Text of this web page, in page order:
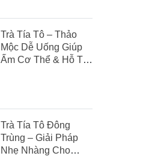
Trà Tía Tô – Thảo
Mộc Dễ Uống Giúp
Ấm Cơ Thể & Hỗ Trợ
Trà Tía Tô Đông
Trùng – Giải Pháp
Nhẹ Nhàng Cho